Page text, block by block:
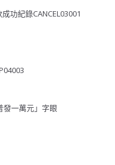
功紀錄CANCEL03001
發一萬元」字眼